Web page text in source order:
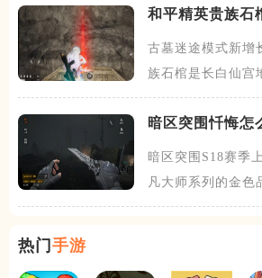
和平精英贵族石
古墓迷途模式新增
族石棺是长白仙宫
暗区突围忏悔怎
暗区突围S18赛季
凡大师系列的金色
热门 手游